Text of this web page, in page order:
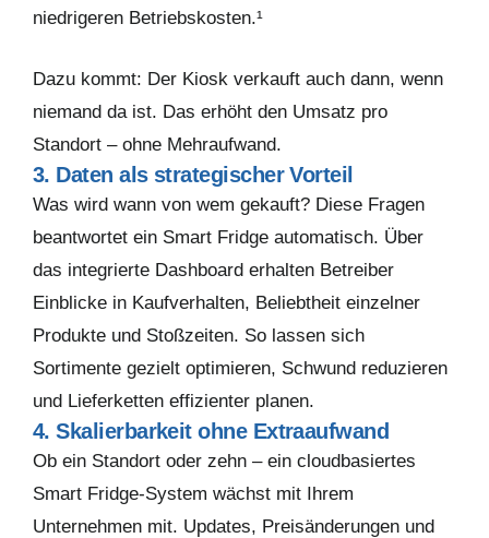
niedrigeren Betriebskosten.¹
Dazu kommt: Der Kiosk verkauft auch dann, wenn
niemand da ist. Das erhöht den Umsatz pro
Standort – ohne Mehraufwand.
3. Daten als strategischer Vorteil
Was wird wann von wem gekauft? Diese Fragen
beantwortet ein Smart Fridge automatisch. Über
das integrierte Dashboard erhalten Betreiber
Einblicke in Kaufverhalten, Beliebtheit einzelner
Produkte und Stoßzeiten. So lassen sich
Sortimente gezielt optimieren, Schwund reduzieren
und Lieferketten effizienter planen.
4. Skalierbarkeit ohne Extraaufwand
Ob ein Standort oder zehn – ein cloudbasiertes
Smart Fridge-System wächst mit Ihrem
Unternehmen mit. Updates, Preisänderungen und